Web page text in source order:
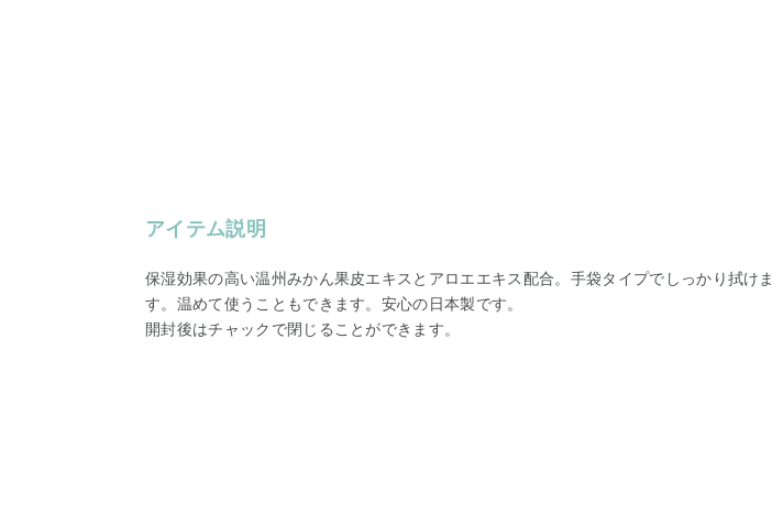
アイテム説明
保湿効果の高い温州みかん果皮エキスとアロエエキス配合。手袋タイプでしっかり拭けま
す。温めて使うこともできます。安心の日本製です。
開封後はチャックで閉じることができます。